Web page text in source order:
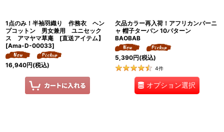
1点のみ！半袖羽織り 作務衣 ヘン
プコットン 男女兼用 ユニセック
ス アマヤマ草庵 [直送アイテム】
[Ama-D-00033]
16,940円(税込)
欠品カラー再入荷！アフリカンパーニ
ャ 帽子ターバン 10パターン
BAOBAB
5,390円(税込)
4件
オプション選択